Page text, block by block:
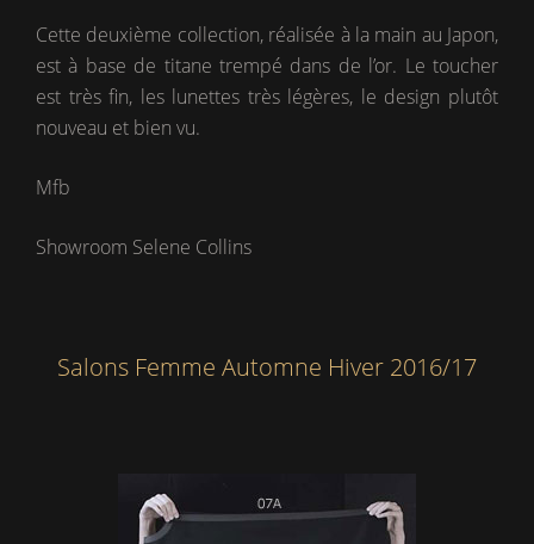
Cette deuxième collection, réalisée à la main au Japon,
est à base de titane trempé dans de l’or. Le toucher
est très fin, les lunettes très légères, le design plutôt
nouveau et bien vu.
Mfb
Showroom Selene Collins
Salons Femme Automne Hiver 2016/17